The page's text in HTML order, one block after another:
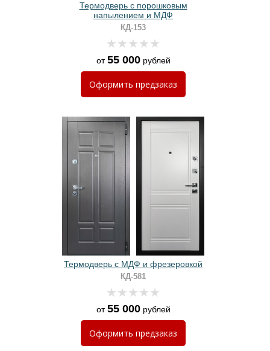
Термодверь с порошковым
напылением и МДФ
КД-153
от55 000рублей
Оформить предзаказ
Термодверь с МДФ и фрезеровкой
КД-581
от55 000рублей
Оформить предзаказ